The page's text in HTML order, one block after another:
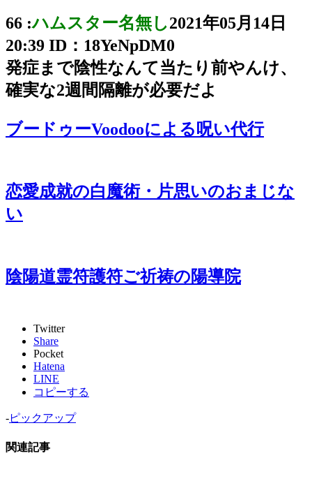
66 :ハムスター名無し2021年05月14日
20:39 ID：18YeNpDM0
発症まで陰性なんて当たり前やんけ、
確実な2週間隔離が必要だよ
ブードゥーVoodooによる呪い代行
恋愛成就の白魔術・片思いのおまじな
い
陰陽道霊符護符ご祈祷の陽導院
Twitter
Share
Pocket
Hatena
LINE
コピーする
-ピックアップ
関連記事